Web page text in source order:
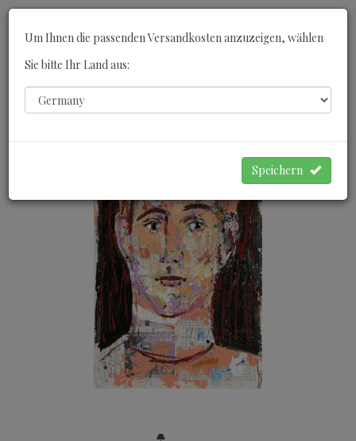
Um Ihnen die passenden Versandkosten anzuzeigen, wählen
Sie bitte Ihr Land aus:
Speichern